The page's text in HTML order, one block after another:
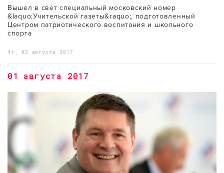
Вышел в свет специальный московский номер
&laquo;Учительской газеты&raquo;, подготовленный
Центром патриотического воспитания и школьного
спорта
Чт, 03 августа 2017
01 августа 2017